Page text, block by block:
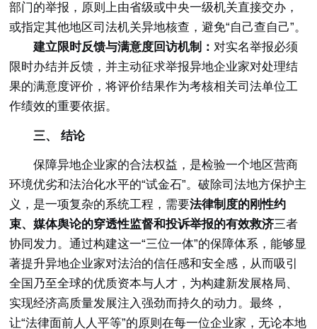
部门的举报，原则上由省级或中央一级机关直接交办，
或指定其他地区司法机关异地核查，避免“自己查自己”。
建立限时反馈与满意度回访机制：对实名举报必须
限时办结并反馈，并主动征求举报异地企业家对处理结
果的满意度评价，将评价结果作为考核相关司法单位工
作绩效的重要依据。
三、 结论
保障异地企业家的合法权益，是检验一个地区营商
环境优劣和法治化水平的“试金石”。破除司法地方保护主
义，是一项复杂的系统工程，需要法律制度的刚性约
束、媒体舆论的穿透性监督和投诉举报的有效救济三者
协同发力。通过构建这一“三位一体”的保障体系，能够显
著提升异地企业家对法治的信任感和安全感，从而吸引
全国乃至全球的优质资本与人才，为构建新发展格局、
实现经济高质量发展注入强劲而持久的动力。最终，
让“法律面前人人平等”的原则在每一位企业家，无论本地